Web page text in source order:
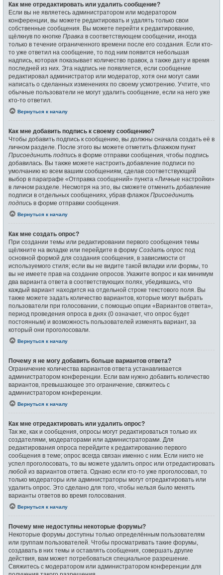
Как мне отредактировать или удалить сообщение?
Если вы не являетесь администратором или модератором
конференции, вы можете редактировать и удалять только свои
собственные сообщения. Вы можете перейти к редактированию,
щёлкнув по кнопке Правка в соответствующем сообщении, иногда
только в течение ограниченного времени после его создания. Если кто-
то уже ответил на сообщение, то под ним появится небольшая
надпись, которая показывает количество правок, а также дату и время
последней из них. Эта надпись не появляется, если сообщение
редактировал администратор или модератор, хотя они могут сами
написать о сделанных изменениях по своему усмотрению. Учтите, что
обычные пользователи не могут удалить сообщение, если на него уже
кто-то ответил.
Вернуться к началу
Как мне добавить подпись к своему сообщению?
Чтобы добавить подпись к сообщению, вы должны сначала создать её в
личном разделе. После этого вы можете отметить флажком пункт
Присоединить подпись в форме отправки сообщения, чтобы подпись
добавилась. Вы также можете настроить добавление подписи по
умолчанию ко всем вашим сообщениям, сделав соответствующий
выбор в параграфе «Отправка сообщений» пункта «Личные настройки»
в личном разделе. Несмотря на это, вы сможете отменить добавление
подписи в отдельных сообщениях, убрав флажок Присоединить
подпись в форме отправки сообщения.
Вернуться к началу
Как мне создать опрос?
При создании темы или редактировании первого сообщения темы
щёлкните на вкладке или перейдите в форму Создать опрос под
основной формой для создания сообщения, в зависимости от
используемого стиля; если вы не видите такой вкладки или формы, то
вы не имеете прав на создание опросов. Укажите вопрос и как минимум
два варианта ответа в соответствующих полях, убедившись, что
каждый вариант находится на отдельной строке текстового поля. Вы
также можете задать количество вариантов, которые могут выбрать
пользователи при голосовании, с помощью опции «Вариантов ответа»,
период проведения опроса в днях (0 означает, что опрос будет
постоянным) и возможность пользователей изменять вариант, за
который они проголосовали.
Вернуться к началу
Почему я не могу добавить больше вариантов ответа?
Ограничение количества вариантов ответа устанавливается
администратором конференции. Если вам нужно добавить количество
вариантов, превышающее это ограничение, свяжитесь с
администратором конференции.
Вернуться к началу
Как мне отредактировать или удалить опрос?
Так же, как и сообщения, опросы могут редактироваться только их
создателями, модераторами или администраторами. Для
редактирования опроса перейдите к редактированию первого
сообщения в теме; опрос всегда связан именно с ним. Если никто не
успел проголосовать, то вы можете удалить опрос или отредактировать
любой из вариантов ответа. Однако если кто-то уже проголосовал, то
только модераторы или администраторы могут отредактировать или
удалить опрос. Это сделано для того, чтобы нельзя было менять
варианты ответов во время голосования.
Вернуться к началу
Почему мне недоступны некоторые форумы?
Некоторые форумы доступны только определённым пользователям
или группам пользователей. Чтобы просматривать такие форумы,
создавать в них темы и оставлять сообщения, совершать другие
действия, вам может потребоваться специальное разрешение.
Свяжитесь с модератором или администратором конференции для